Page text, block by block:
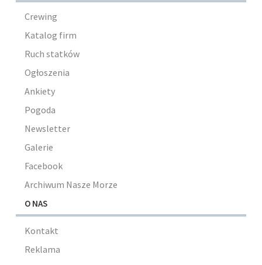
Crewing
Katalog firm
Ruch statków
Ogłoszenia
Ankiety
Pogoda
Newsletter
Galerie
Facebook
Archiwum Nasze Morze
O NAS
Kontakt
Reklama